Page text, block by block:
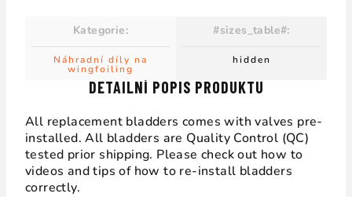
DETAILNÍ POPIS PRODUKTU
All replacement bladders comes with valves pre-
installed. All bladders are Quality Control (QC)
tested prior shipping. Please check out how to
videos and tips of how to re-install bladders
correctly.
Kategorie:
Náhradní díly na
wingfoiling
#sizes_table#:
hidden